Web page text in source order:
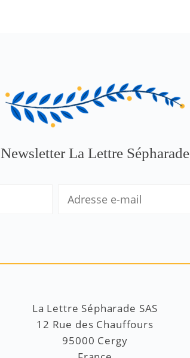
Newsletter La Lettre Sépharade
La Lettre Sépharade SAS
12 Rue des Chauffours
95000 Cergy